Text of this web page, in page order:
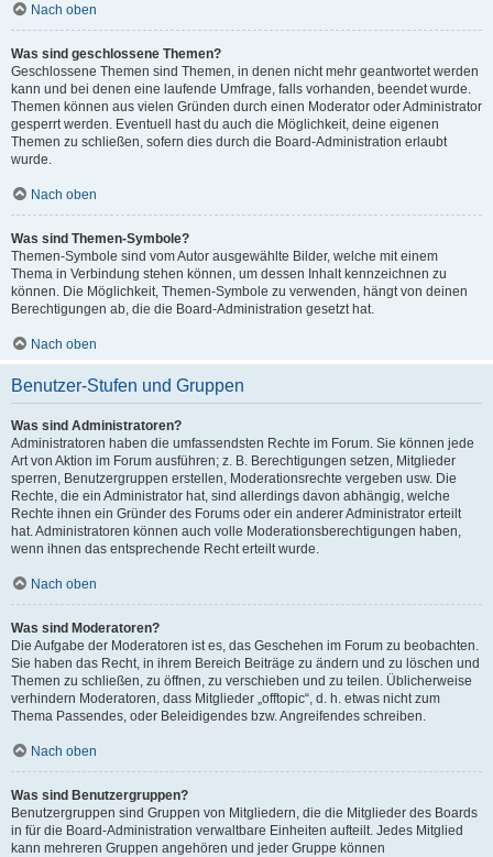
Nach oben
Was sind geschlossene Themen?
Geschlossene Themen sind Themen, in denen nicht mehr geantwortet werden
kann und bei denen eine laufende Umfrage, falls vorhanden, beendet wurde.
Themen können aus vielen Gründen durch einen Moderator oder Administrator
gesperrt werden. Eventuell hast du auch die Möglichkeit, deine eigenen
Themen zu schließen, sofern dies durch die Board-Administration erlaubt
wurde.
Nach oben
Was sind Themen-Symbole?
Themen-Symbole sind vom Autor ausgewählte Bilder, welche mit einem
Thema in Verbindung stehen können, um dessen Inhalt kennzeichnen zu
können. Die Möglichkeit, Themen-Symbole zu verwenden, hängt von deinen
Berechtigungen ab, die die Board-Administration gesetzt hat.
Nach oben
Benutzer-Stufen und Gruppen
Was sind Administratoren?
Administratoren haben die umfassendsten Rechte im Forum. Sie können jede
Art von Aktion im Forum ausführen; z. B. Berechtigungen setzen, Mitglieder
sperren, Benutzergruppen erstellen, Moderationsrechte vergeben usw. Die
Rechte, die ein Administrator hat, sind allerdings davon abhängig, welche
Rechte ihnen ein Gründer des Forums oder ein anderer Administrator erteilt
hat. Administratoren können auch volle Moderationsberechtigungen haben,
wenn ihnen das entsprechende Recht erteilt wurde.
Nach oben
Was sind Moderatoren?
Die Aufgabe der Moderatoren ist es, das Geschehen im Forum zu beobachten.
Sie haben das Recht, in ihrem Bereich Beiträge zu ändern und zu löschen und
Themen zu schließen, zu öffnen, zu verschieben und zu teilen. Üblicherweise
verhindern Moderatoren, dass Mitglieder „offtopic“, d. h. etwas nicht zum
Thema Passendes, oder Beleidigendes bzw. Angreifendes schreiben.
Nach oben
Was sind Benutzergruppen?
Benutzergruppen sind Gruppen von Mitgliedern, die die Mitglieder des Boards
in für die Board-Administration verwaltbare Einheiten aufteilt. Jedes Mitglied
kann mehreren Gruppen angehören und jeder Gruppe können